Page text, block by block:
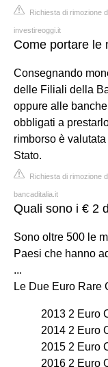
Richiesta di rimozione
investireoggi.it
Come portare le
Consegnando
delle Filiali della
oppure alle
obbligati a
rimborso è
Stato.
Richiesta di rimozione
bancaditalia.it
Quali sono i € 2
Sono oltre 500 le
Paesi che hanno
...
Le Due Euro Rare
2013 2 Euro
2014 2 Euro
2015 2 Euro
2016 2 Euro